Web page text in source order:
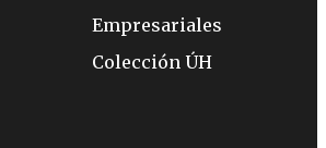
Empresariales
Colección ÚH